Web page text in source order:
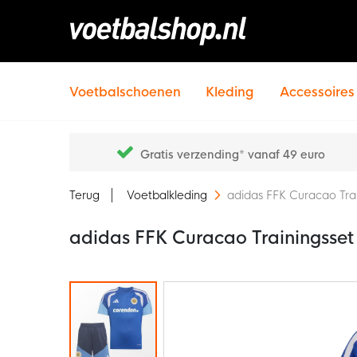
Voetbalschoenen Kleding Accessoires
Gratis verzending* vanaf 49 euro
Terug Voetbalkleding adidas FFK Curacao
adidas FFK Curacao
Ga
einde
van
de